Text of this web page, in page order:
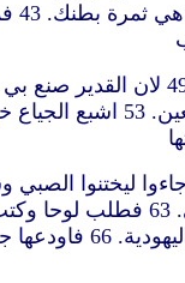
مريم
ورحمته الى جيل الاجيال للذين يتقونه. 51 صنع قوة
فاجابت امه وقالت لا بل يسمى يوحنا. 61 فقالوا لها ليس احد في
الجميع. 64 وفي الحال انفتح فمه ولسانه